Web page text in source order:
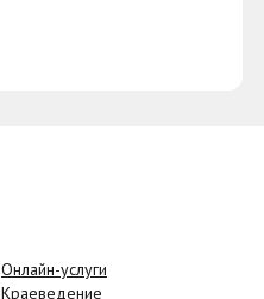
Онлайн-услуги
Краеведение